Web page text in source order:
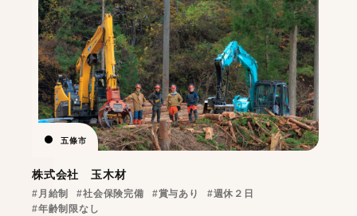
五條市
株式会社 玉木材
#月給制 #社会保険完備 #賞与あり
#週休２日
#年齢制限なし